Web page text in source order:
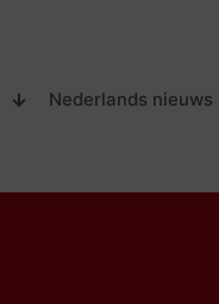
Nederlands nieuws